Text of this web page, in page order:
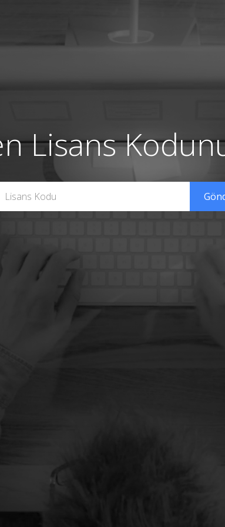
Lisans